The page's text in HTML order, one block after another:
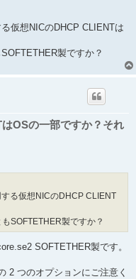
仮想NICのDHCP CLIENTは
製ですか？
OSの一部ですか？それ
る仮想NICのDHCP CLIENT
SOFTETHER製ですか？
SOFTETHER製です。
2 つのオプションにご注意く